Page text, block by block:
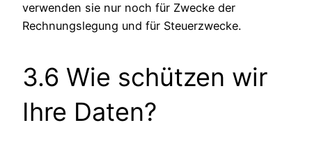
verwenden sie nur noch für Zwecke der
Rechnungslegung und für Steuerzwecke.
3.6 Wie schützen wir
Ihre Daten?